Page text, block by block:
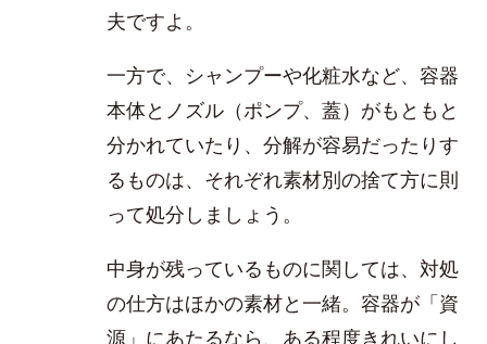
夫ですよ。
一方で、シャンプーや化粧水など、容器
本体とノズル（ポンプ、蓋）がもともと
分かれていたり、分解が容易だったりす
るものは、それぞれ素材別の捨て方に則
って処分しましょう。
中身が残っているものに関しては、対処
の仕方はほかの素材と一緒。容器が「資
源」にあたるなら、ある程度きれいにし